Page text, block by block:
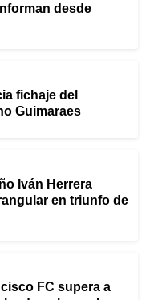
desde
fichaje del
Guimaraes
Iván Herrera
en triunfo de
FC supera a